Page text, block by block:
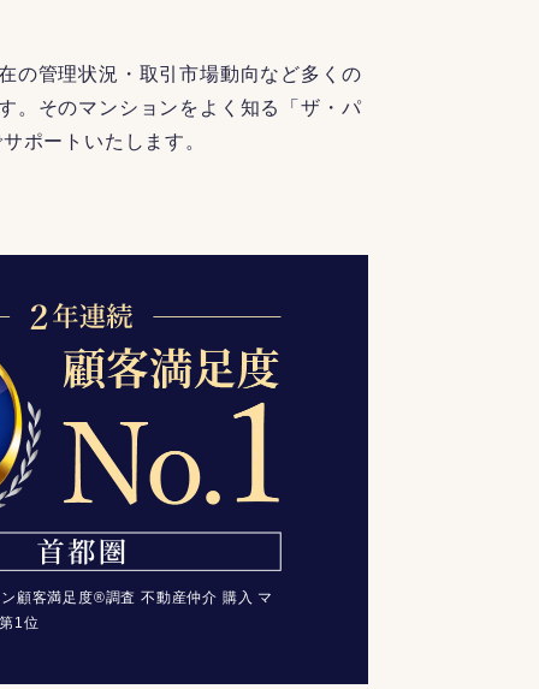
の管理状況・取引市場動向など多くの
。そのマンションをよく知る「ザ・パ
ポートいたします。
顧客満足度®調査 不動産仲介 購入 マ
1位